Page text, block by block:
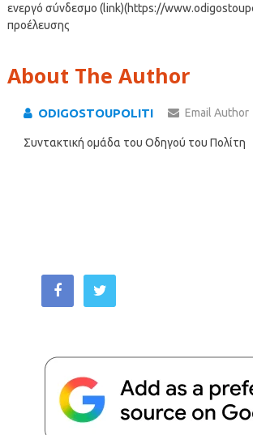
ενεργό σύνδεσμο (link)(https://
προέλευσης
About The Author
ODIGOSTOUPOLITI Email Author
Συντακτική ομάδα του Οδηγού του Πολίτη